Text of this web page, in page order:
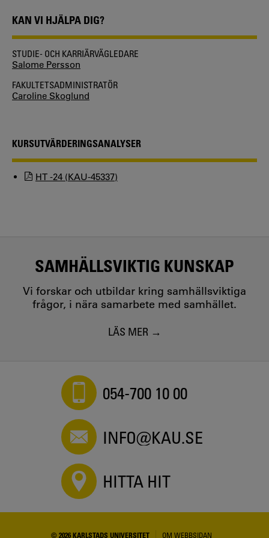
KAN VI HJÄLPA DIG?
STUDIE- OCH KARRIÄRVÄGLEDARE
Salome Persson
FAKULTETSADMINISTRATÖR
Caroline Skoglund
KURSUTVÄRDERINGSANALYSER
HT -24 (KAU-45337)
SAMHÄLLSVIKTIG KUNSKAP
Vi forskar och utbildar kring samhällsviktiga
frågor, i nära samarbete med samhället.
LÄS MER
054-700 10 00
INFO@KAU.SE
HITTA HIT
© 2026 KARLSTADS UNIVERSITET OM WEBBSIDAN